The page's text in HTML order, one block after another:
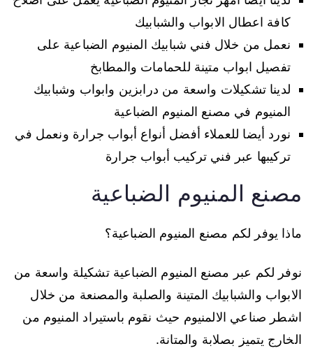
كافة اعطال الابواب والشبابيك
نعمل من خلال فني شبابيك المنيوم الضباعية على
تفصيل ابواب متينة للحمامات والمطابخ
لدينا تشكيلات واسعة من درابزين وابواب وشبابيك
المنيوم في مصنع المنيوم الضباعية
نورد أيضا للعملاء أفضل أنواع أبواب جرارة ونعمل في
تركيبها عبر فني تركيب أبواب جرارة
مصنع المنيوم الضباعية
ماذا يوفر لكم مصنع المنيوم الضباعية؟
نوفر لكم عبر مصنع المنيوم الضباعية تشكيلة واسعة من
الابواب والشبابيك المتينة والصلبة والمصنعة من خلال
اشطر صناعي الالمنيوم حيث نقوم باستيراد المنيوم من
الخارج يتميز بصلابة والمتانة.